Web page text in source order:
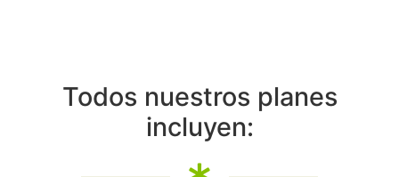
Todos nuestros planes
incluyen: